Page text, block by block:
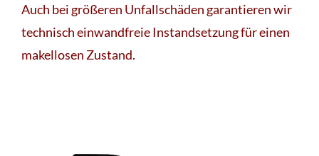
Auch bei größeren Unfallschäden garantieren wir
technisch einwandfreie Instandsetzung für einen
makellosen Zustand.